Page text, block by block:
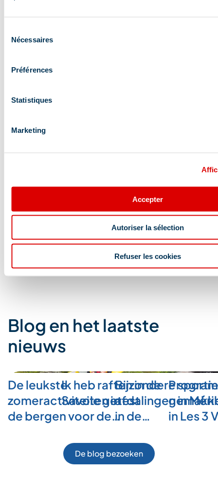
Nécessaires
Préférences
Statistiques
Marketing
Accepter
Autoriser la sélection
Refuser les cookies
Blog en het laatste
nieuws
De leukste
zomeractiviteiten in
de bergen voor de…
Ik heb raften in de
Savoie getest
Bijzondere
afdalingen in
in de…
in Les 3
De blog bezoeken